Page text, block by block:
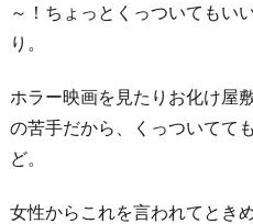
～！ちょっとくっついてもい
り。
ホラー映画を見たりお化け屋
の苦手だから、くっついてて
ど。
女性からこれを言われてとき